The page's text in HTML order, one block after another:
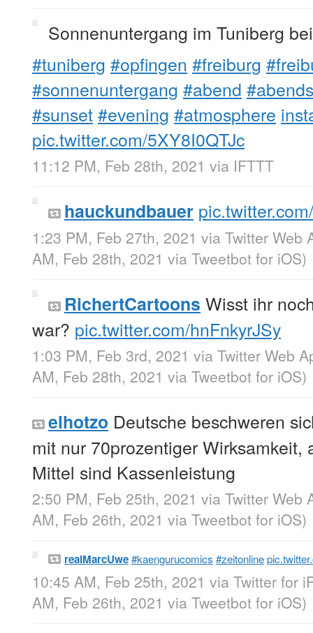
Sonnenuntergang im Tuniberg
#tuniberg #opfingen #freiburg
#sonnenuntergang #abend
#sunset#evening #atmosphere
pic.twitter.com/5XY8I0QTJc
11:12 PM, Feb 28th, 2021 via IFTTT
hauckundbauer
1:23 PM, Feb 27th, 2021 via Twitter Web
AM, Feb 28th, 2021 via Tweetbot for iΟS)
RichertCartoons Wisst ihr
war? pic.twitter.com/hnFnkyrJSy
1:03 PM, Feb 3rd, 2021 via Twitter Web
AM, Feb 28th, 2021 via Tweetbot for iΟS)
elhotzo Deutsche beschweren
mit nur 70prozentiger Wirksamkeit,
Mittel sind Kassenleistung
2:50 PM, Feb 25th, 2021 via Twitter Web
AM, Feb 26th, 2021 via Tweetbot for iΟS)
realMarcUwe#kaengurucomics #zeitonline
10:45 AM, Feb 25th, 2021 via Twitter for
AM, Feb 26th, 2021 via Tweetbot for iΟS)